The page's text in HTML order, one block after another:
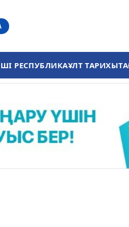
РЕСПУБЛИКАҰЛТ ТАРИХЫ